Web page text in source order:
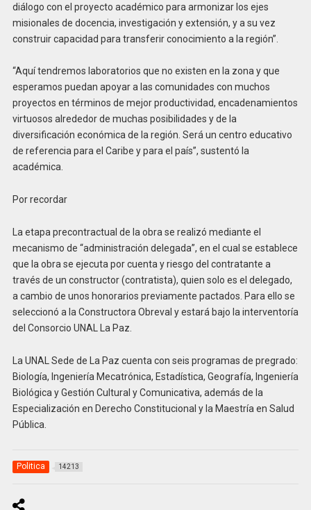
diálogo con el proyecto académico para armonizar los ejes
misionales de docencia, investigación y extensión, y a su vez
construir capacidad para transferir conocimiento a la región”.
“Aquí tendremos laboratorios que no existen en la zona y que
esperamos puedan apoyar a las comunidades con muchos
proyectos en términos de mejor productividad, encadenamientos
virtuosos alrededor de muchas posibilidades y de la
diversificación económica de la región. Será un centro educativo
de referencia para el Caribe y para el país”, sustentó la
académica.
Por recordar
La etapa precontractual de la obra se realizó mediante el
mecanismo de “administración delegada”, en el cual se establece
que la obra se ejecuta por cuenta y riesgo del contratante a
través de un constructor (contratista), quien solo es el delegado,
a cambio de unos honorarios previamente pactados. Para ello se
seleccionó a la Constructora Obreval y estará bajo la interventoría
del Consorcio UNAL La Paz.
La UNAL Sede de La Paz cuenta con seis programas de pregrado:
Biología, Ingeniería Mecatrónica, Estadística, Geografía, Ingeniería
Biológica y Gestión Cultural y Comunicativa, además de la
Especialización en Derecho Constitucional y la Maestría en Salud
Pública.
Politica 14213